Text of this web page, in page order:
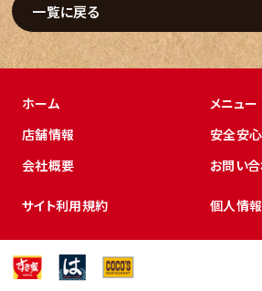
一覧に戻る
ホーム
メニュー
店舗情報
安全安心
会社概要
お問い
サイト利用規約 個人情